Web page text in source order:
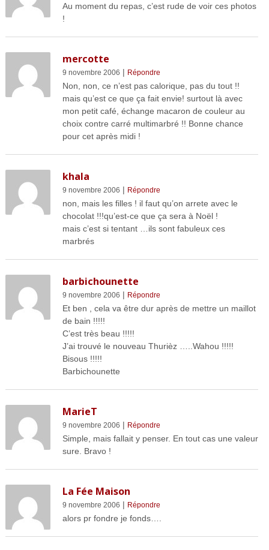
Au moment du repas, c’est rude de voir ces photos
!
mercotte
9 novembre 2006 | Répondre
Non, non, ce n’est pas calorique, pas du tout !!
mais qu’est ce que ça fait envie! surtout là avec
mon petit café, échange macaron de couleur au
choix contre carré multimarbré !! Bonne chance
pour cet après midi !
khala
9 novembre 2006 | Répondre
non, mais les filles ! il faut qu’on arrete avec le
chocolat !!!qu’est-ce que ça sera à Noël !
mais c’est si tentant …ils sont fabuleux ces
marbrés
barbichounette
9 novembre 2006 | Répondre
Et ben , cela va être dur après de mettre un maillot
de bain !!!!!
C’est très beau !!!!!
J’ai trouvé le nouveau Thurièz …..Wahou !!!!!
Bisous !!!!!
Barbichounette
MarieT
9 novembre 2006 | Répondre
Simple, mais fallait y penser. En tout cas une valeur
sure. Bravo !
La Fée Maison
9 novembre 2006 | Répondre
alors pr fondre je fonds….